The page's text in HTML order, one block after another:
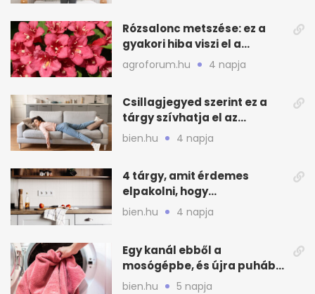
Rózsalonc metszése: ez a
gyakori hiba viszi el a
virágzást
agroforum.hu 4 napja
Csillagjegyed szerint ez a
tárgy szívhatja el az
otthonod energiáját
bien.hu 4 napja
4 tárgy, amit érdemes
elpakolni, hogy
hűvösebbnek tűnjön a lakás
bien.hu 4 napja
Egy kanál ebből a
mosógépbe, és újra puhább
lesz a törölköző
bien.hu 5 napja